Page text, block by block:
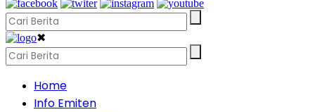
✖
Home
Info Emiten